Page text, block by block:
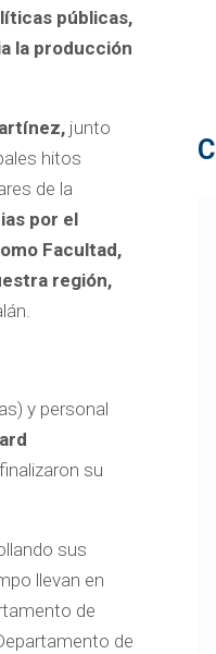
públicas,
la producción
junto
hitos
de la
por el
Facultad,
región,
y personal
su
sus
llevan en
de
de